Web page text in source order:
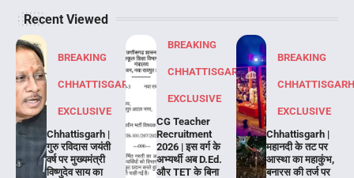
Recent Viewed
BREAKING
CHHATTISGARH
EXCLUSIVE
Chhattisgarh |
गुरु रविदास जयंती
वर्ष पर मुख्यमंत्री
विष्णुदेव साय का
BREAKING
CHHATTISGARH
EXCLUSIVE
CG Teacher
Recruitment
2026 | इस वर्ग के
अभ्यर्थी अब D.Ed.
और TET के बिना
BREAKING
EXCLUSIVE
Chhattisgarh |
महानदी के तट पर
आस्था का महाकुंभ,
बनारस की तर्ज पर